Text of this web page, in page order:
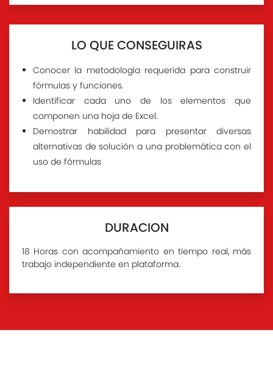
LO QUE CONSEGUIRAS
Conocer la metodología requerida para construir
fórmulas y funciones.
Identificar cada uno de los elementos que
componen una hoja de Excel.
Demostrar habilidad para presentar diversas
alternativas de solución a una problemática con el
uso de fórmulas
DURACION
18 Horas con acompañamiento en tiempo real, más
trabajo independiente en plataforma.